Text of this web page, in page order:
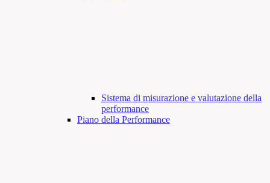
Sistema di misurazione e valutazione della
performance
Piano della Performance